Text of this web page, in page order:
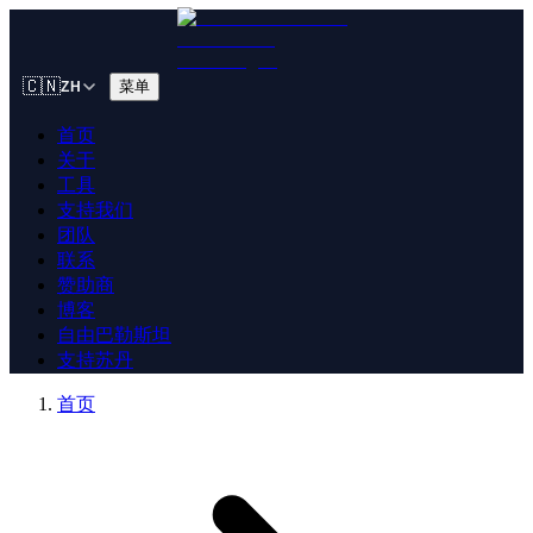
🇨🇳ZH 菜单
首页
关于
工具
支持我们
团队
联系
赞助商
博客
自由巴勒斯坦
支持苏丹
首页